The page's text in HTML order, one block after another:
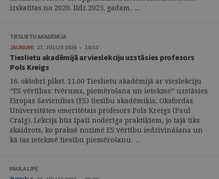
izskatītas no 2020. līdz 2025. gadam. ...
TIESLIETU AKADĒMIJA
JAUNUMI 27. JŪLIJS 2026 • 14:53
Tieslietu akadēmijā ar vieslekciju uzstāsies profesors
Pols Kreigs
16. oktobrī plkst. 11.00 Tieslietu akadēmijā ar vieslekciju
“ES vērtības: tvērums, piemērošana un ietekme” uzstāsies
Eiropas Savienības (ES) tiesību akadēmiķis, Oksfordas
Universitātes emeritētais profesors Pols Kreigs (Paul
Craig). Lekcija būs īpaši noderīga praktiķiem, jo tajā tiks
skaidrots, ko praksē nozīmē ES vērtību iedzīvināšana un
kā tas ietekmē tiesību piemērošanu. ...
PAULA LIPE